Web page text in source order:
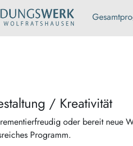
/ Kreativität
oder bereit neue
Programm.